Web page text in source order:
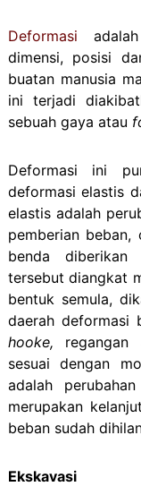
Deformasi
dimensi, posisi
buatan manusia
ini terjadi
sebuah gaya atau
Deformasi ini
deformasi elastis
elastis adalah
pemberian
benda diberikan
tersebut diangkat
bentuk semula,
daerah deformasi
hooke, regangan
sesuai dengan
adalah
merupakan
beban sudah
Ekskavasi